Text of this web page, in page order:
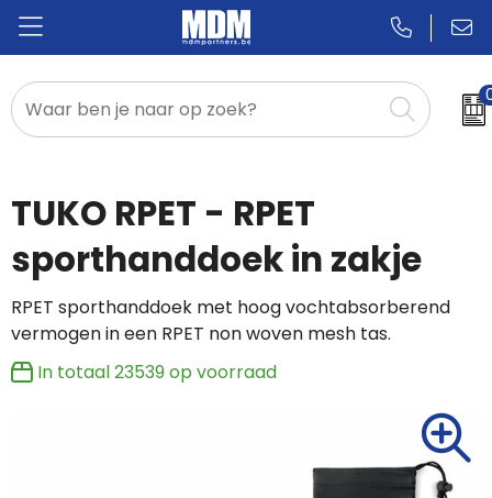
Relatiegeschenken
Promotietextiel
Sportkleding
TUKO RPET - RPET
sporthanddoek in zakje
RPET sporthanddoek met hoog vochtabsorberend
vermogen in een RPET non woven mesh tas.
In totaal23539op voorraad